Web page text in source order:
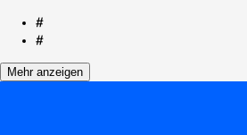
#
#
Mehr anzeigen